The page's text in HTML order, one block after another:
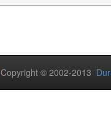
Copyright © 2002-2013